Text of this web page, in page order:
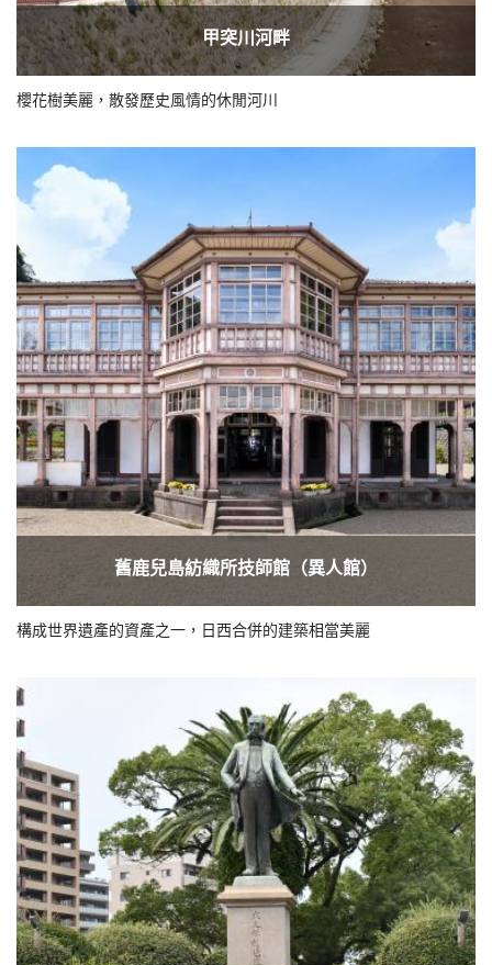
甲突川河畔
櫻花樹美麗，散發歷史風情的休閒河川
舊鹿兒島紡織所技師館（異人館）
構成世界遺產的資產之一，日西合併的建築相當美麗